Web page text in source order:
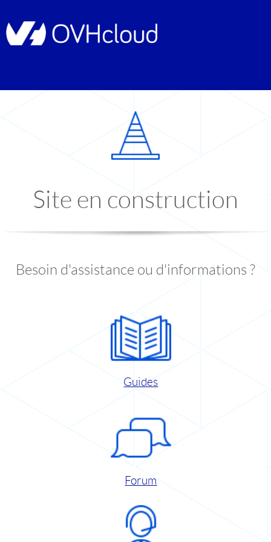
Site en construction
Besoin d'assistance ou d'informations ?
Guides
Forum